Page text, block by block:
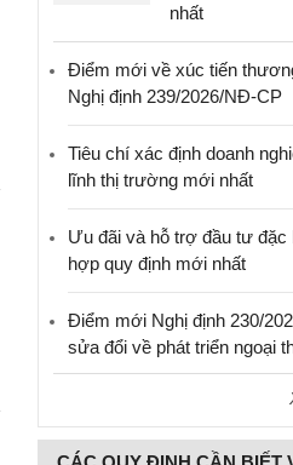
nhất
Điểm mới về xúc tiến
Nghị định 239/2026/NĐ-CP
Tiêu chí xác định doanh
lĩnh thị trường mới nhất
Ưu đãi và hỗ trợ đầu tư đặc
hợp quy định mới nhất
Điểm mới Nghị định 230/
sửa đổi về phát triển ngoại